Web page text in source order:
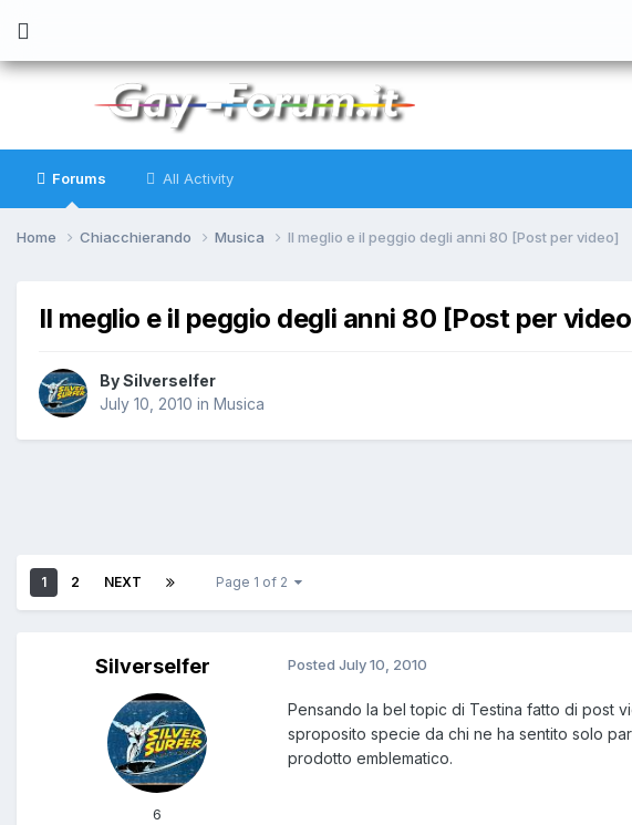
Forums All Activity
Home Chiacchierando Musica Il meglio e il peggio degli anni 80 [Post per video]
Il meglio e il peggio degli anni 80 [Post per
BySilverselfer
July 10, 2010 in Musica
1 2 NEXT Page 1 of 2
Silverselfer
6
Posted July 10, 2010
Pensando la bel topic di Testina fatto di post
sproposito specie da chi ne ha sentito solo
prodotto emblematico.